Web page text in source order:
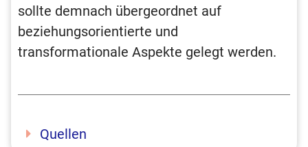
sollte demnach übergeordnet auf
beziehungsorientierte und
transformationale Aspekte gelegt werden.
Quellen